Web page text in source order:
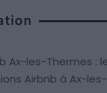
Ax-les-Thermes :
Airbnb à Ax-